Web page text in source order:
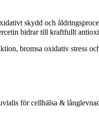
skydd och
bidrar till kraftfullt
bromsa oxidativ stress
för cellhälsa &